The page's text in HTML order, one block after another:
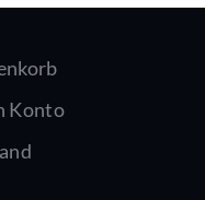
Konto